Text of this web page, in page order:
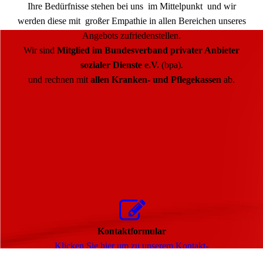
Ihre Bedürfnisse stehen bei uns im Mittelpunkt und wir
werden diese mit großer Empathie in allen Bereichen unseres
Angebots zufriedenstellen.
Wir sind Mitglied im Bundesverband privater Anbieter
sozialer Dienste e.V.(bpa).
und rechnen mit allen Kranken- und Pflegekassen ab.
Kontaktformular
Klicken Sie hier um zu unserem Kon­takt­